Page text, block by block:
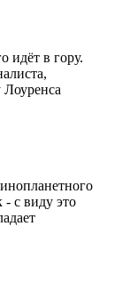
идёт в гору.
- с виду это